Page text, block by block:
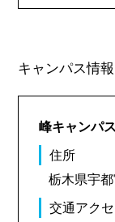
キャンパス情報
峰キャンパス
住所
栃木県宇
交通アク